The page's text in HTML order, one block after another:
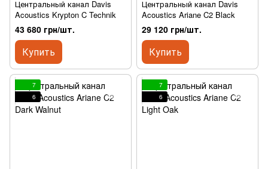
Центральный канал Davis
Acoustics Krypton C Technik
43 680 грн/шт.
Купить
Центральный канал Davis
Acoustics Ariane C2 Black
29 120 грн/шт.
Купить
7
6
7
6